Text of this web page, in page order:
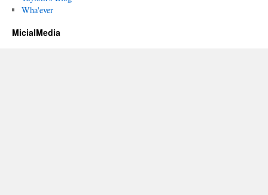
Wha'ever
MicialMedia